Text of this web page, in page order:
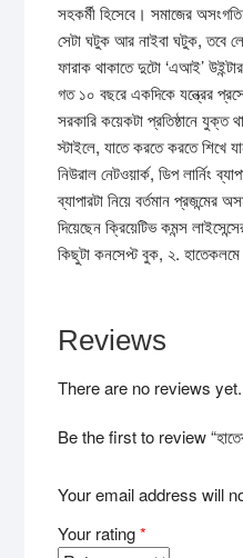
সহকর্মী হিসেবে। সমাজের
সেটা ঘটুক আর নাইবা ঘটুক, তবে
ফারাক থাকাতে দুটো ‘এআই’
গত ১০ বছরে একদিকে যন্ত্রের
সরকারি কয়েকটা প্রতিষ্ঠানে যুক্ত
স্টাইলে, যাতে করতে করতে শিখে
নিউরাল নেটওয়ার্ক, ডিপ লার্নিং
ব্যাপারটা নিয়ে বর্তমান
দিয়েছেন ক্রিয়েটিভ কমন্স
কিছুটা কনসেপ্ট বুক, ২. হাতেকলমে
Reviews
There are no reviews yet.
Be the first to review
Your email address will
Your rating*